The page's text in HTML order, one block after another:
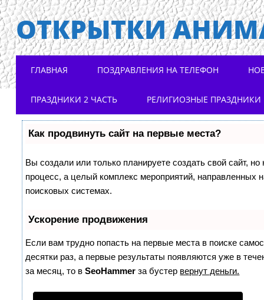
ОТКРЫТКИ
Main menu
ГЛАВНАЯ ПОЗДРАВЛЕНИЯ НА ТЕЛЕФОН
ПРАЗДНИКИ 2 ЧАСТЬ РЕЛИГИОЗНЫЕ ПРАЗДНИКИ
Как продвинуть сайт на первые места?
Вы создали или только планируете создать свой сайт,
процесс, а целый комплекс мероприятий, направленных
поисковых системах.
Ускорение продвижения
Если вам трудно попасть на первые места в поиске
десятки раз, а первые результаты появляются уже в
за месяц, то вSeoHammer за бустер вернут деньги.